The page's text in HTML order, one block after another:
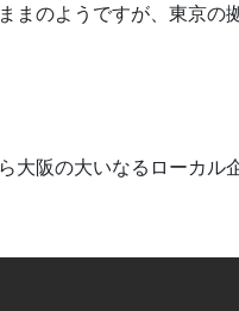
まのようですが、東京の
大阪の大いなるローカル